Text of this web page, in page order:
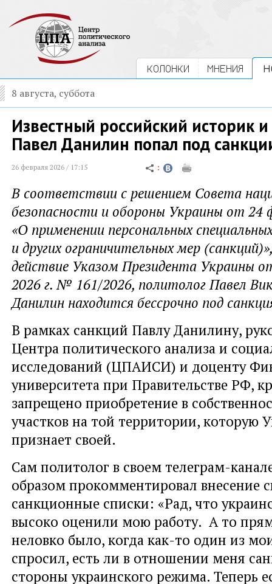
КОЛОНКИ МНЕНИЯ
8 августа, суббота
Известный российский историк
Павел Данилин попал под
26 февраля 2026 / 17:15
В соответствии с решением Совета
безопасности и обороны Украины от 24
«О применении персональных
и других ограничительных мер
действие Указом Президента Украины
2026 г. № 161/2026, политолог Павел
Данилин находится бессрочно под
В рамках санкций Павлу Данилину,
Центра политического анализа и
исследований (ЦПАИСИ) и доценту
университета при Правительстве РФ,
запрещено приобретение в
участков на той территории, которую
признает своей.
Сам политолог в своем телеграм-
образом прокомментировал внесение
санкционные списки: «Рад, что
высоко оценили мою работу. А то
неловко было, когда как-то один из
спросил, есть ли в отношении меня
стороны украинского режима. Теперь